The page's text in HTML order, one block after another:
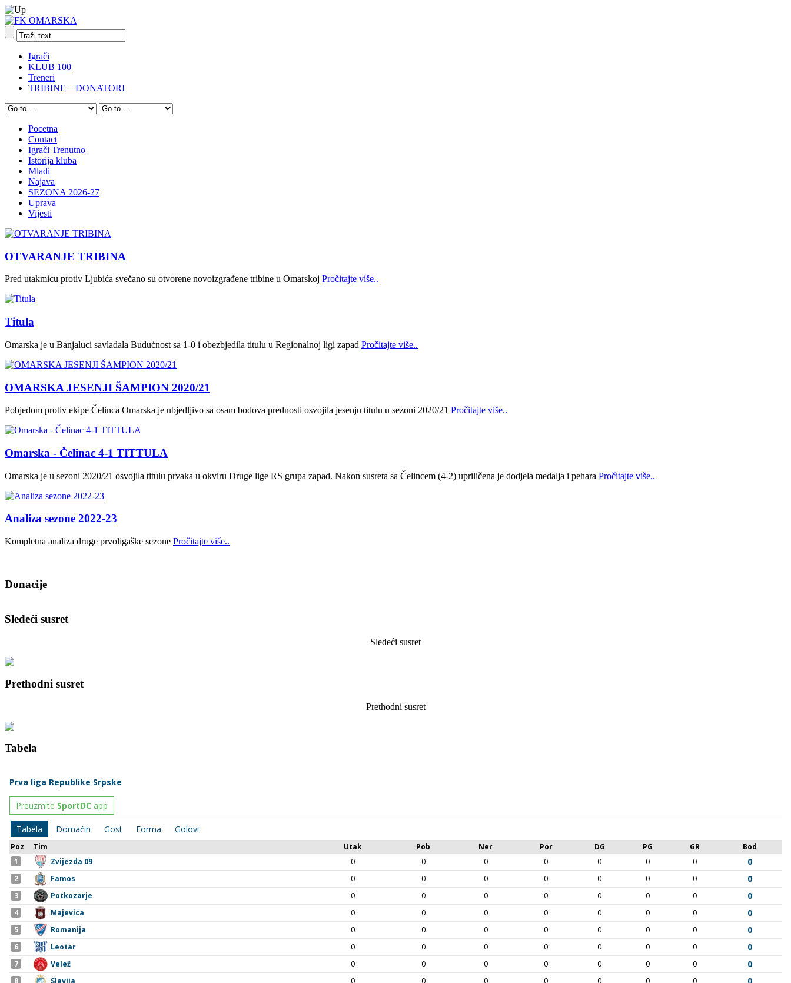
Igrači
KLUB 100
Treneri
TRIBINE – DONATORI
Pocetna
Contact
Igrači Trenutno
Istorija kluba
Mladi
Najava
SEZONA 2026-27
Uprava
Vijesti
OTVARANJE TRIBINA
Pred utakmicu protiv Ljubića svečano su otvorene novoizgrađene tribine u Omarskoj Pročitajte više..
Titula
Omarska je u Banjaluci savladala Budućnost sa 1-0 i obezbjedila titulu u Regionalnoj ligi zapad Pročitajte više..
OMARSKA JESENJI ŠAMPION 2020/21
Pobjedom protiv ekipe Čelinca Omarska je ubjedljivo sa osam bodova prednosti osvojila jesenju titulu u sezoni 2020/21 Pročitajte više..
Omarska - Čelinac 4-1 TITTULA
Omarska je u sezoni 2020/21 osvojila titulu prvaka u okviru Druge lige RS grupa zapad. Nakon susreta sa Čelincem (4-2) upriličena je dodjela medalja i pehara Pročitajte više..
Analiza sezone 2022-23
Kompletna analiza druge prvoligaške sezone Pročitajte više..
Donacije
Sledeći susret
Sledeći susret
Prethodni susret
Prethodni susret
Tabela